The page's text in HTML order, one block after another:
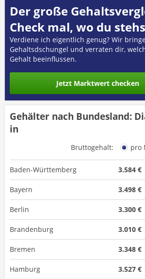
Der große
Check mal, wo du
Verdiene ich eigentlich genug? Wir
Gehaltsdschungel und verraten dir,
Gehalt beeinflussen.
Jetzt Marktwert checken
Gehälter nach Bundesland:
in
Bruttogehalt: pro
Baden-Württemberg 3.584 €
Bayern 3.498 €
Berlin 3.300 €
Brandenburg 3.010 €
Bremen 3.348 €
Hamburg 3.527 €